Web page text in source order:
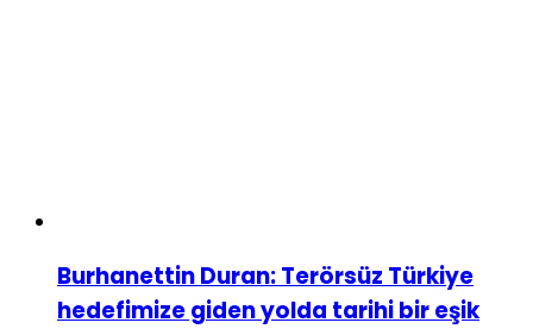
Burhanettin Duran: Terörsüz Türkiye
hedefimize giden yolda tarihi bir eşik